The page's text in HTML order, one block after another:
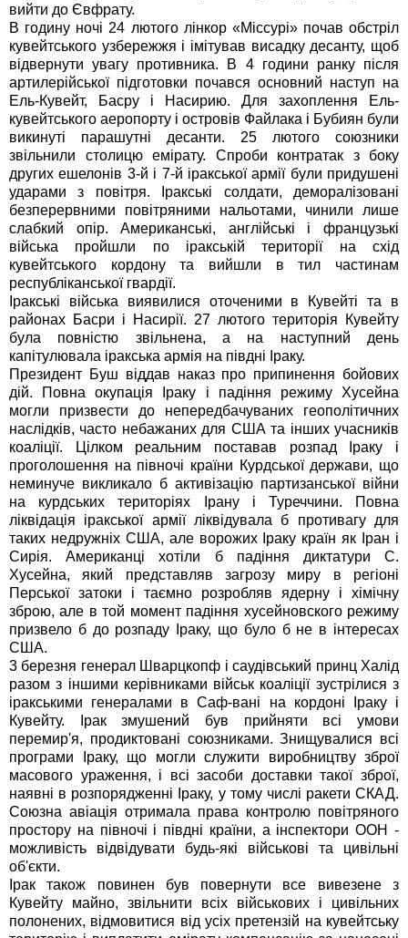
вийти до Євфрату.
В годину ночі 24 лютого лінкор «Міссурі» почав обстріл
кувейтського узбережжя і імітував висадку десанту, щоб
відвернути увагу противника. В 4 години ранку після
артилерійської підготовки почався основний наступ на
Ель-Кувейт, Басру і Насирию. Для захоплення Ель-
кувейтського аеропорту і островів Файлака і Бубиян були
викинуті парашутні десанти. 25 лютого союзники
звільнили столицю емірату. Спроби контратак з боку
других ешелонів 3-й і 7-й іракської армії були придушені
ударами з повітря. Іракські солдати, деморалізовані
безперервними повітряними нальотами, чинили лише
слабкий опір. Американські, англійські і французькі
війська пройшли по іракській території на схід
кувейтського кордону та вийшли в тил частинам
республіканської гвардії.
Іракські війська виявилися оточеними в Кувейті та в
районах Басри і Насирії. 27 лютого територія Кувейту
була повністю звільнена, а на наступний день
капітулювала іракська армія на півдні Іраку.
Президент Буш віддав наказ про припинення бойових
дій. Повна окупація Іраку і падіння режиму Хусейна
могли призвести до непередбачуваних геополітичних
наслідків, часто небажаних для США та інших учасників
коаліції. Цілком реальним поставав розпад Іраку і
проголошення на півночі країни Курдської держави, що
неминуче викликало б активізацію партизанської війни
на курдських територіях Ірану і Туреччини. Повна
ліквідація іракської армії ліквідувала б противагу для
таких недружніх США, але ворожих Іраку країн як Іран і
Сирія. Американці хотіли б падіння диктатури С.
Хусейна, який представляв загрозу миру в регіоні
Перської затоки і таємно розробляв ядерну і хімічну
зброю, але в той момент падіння хусейновского режиму
призвело б до розпаду Іраку, що було б не в інтересах
США.
3 березня генерал Шварцкопф і саудівський принц Халід
разом з іншими керівниками військ коаліції зустрілися з
іракськими генералами в Саф-вані на кордоні Іраку і
Кувейту. Ірак змушений був прийняти всі умови
перемир'я, продиктовані союзниками. Знищувалися всі
програми Іраку, що могли служити виробництву зброї
масового ураження, і всі засоби доставки такої зброї,
наявні в розпорядженні Іраку, у тому числі ракети СКАД.
Союзна авіація отримала права контролю повітряного
простору на півночі і півдні країни, а інспектори ООН -
можливість відвідувати будь-які військові та цивільні
об'єкти.
Ірак також повинен був повернути все вивезене з
Кувейту майно, звільнити всіх військових і цивільних
полонених, відмовитися від усіх претензій на кувейтську